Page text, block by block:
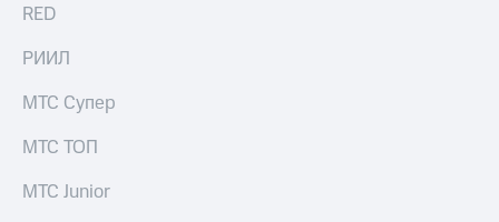
и
номер
RED
РИИЛ
МТС Супер
МТС ТОП
МТС Junior